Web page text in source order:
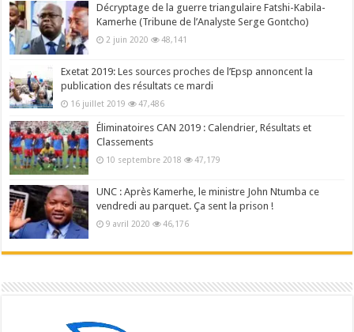
Décryptage de la guerre triangulaire Fatshi-Kabila-
Kamerhe (Tribune de l’Analyste Serge Gontcho)
2 juin 2020 48,141
Exetat 2019: Les sources proches de l’Epsp annoncent la
publication des résultats ce mardi
16 juillet 2019 47,486
Éliminatoires CAN 2019 : Calendrier, Résultats et
Classements
10 septembre 2018 47,179
UNC : Après Kamerhe, le ministre John Ntumba ce
vendredi au parquet. Ça sent la prison !
9 avril 2020 46,176